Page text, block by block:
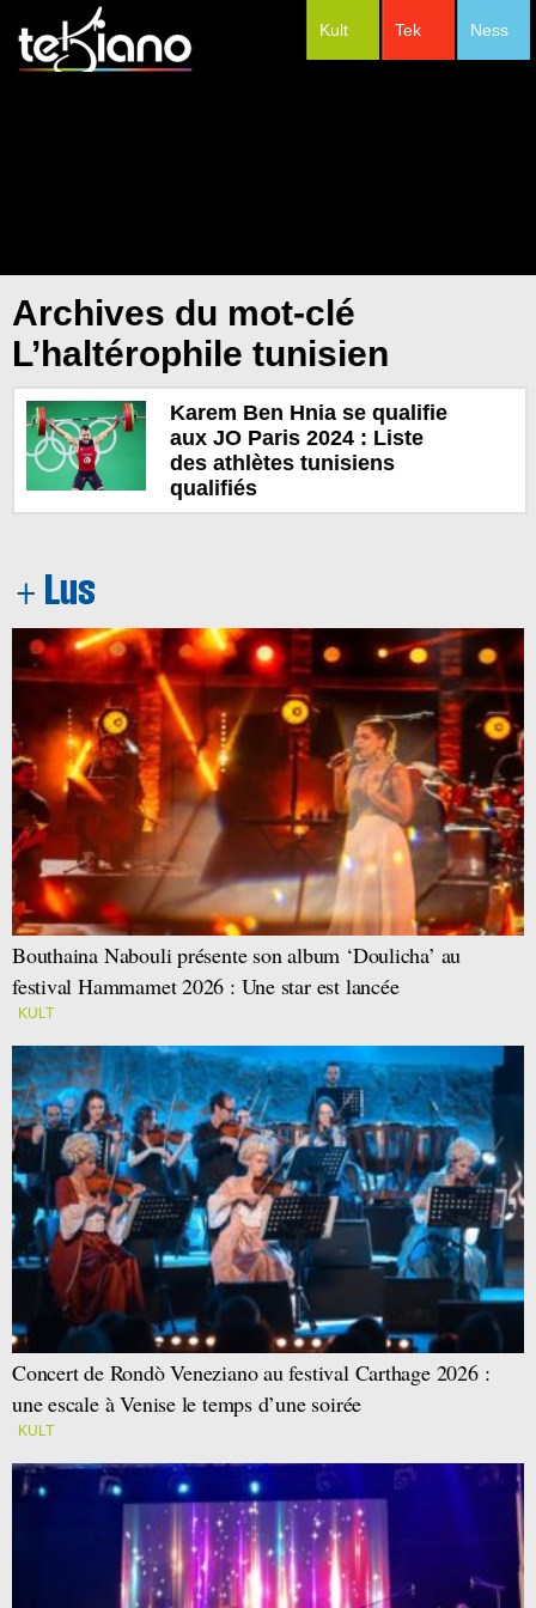
Ness
Tek
Kult
Archives du mot-clé
L’haltérophile tunisien
Karem Ben Hnia se qualifie
aux JO Paris 2024 : Liste
des athlètes tunisiens
qualifiés
Bouthaina Nabouli présente son album ‘Doulicha’ au
festival Hammamet 2026 : Une star est lancée
KULT
Concert de Rondò Veneziano au festival Carthage 2026 :
une escale à Venise le temps d’une soirée
KULT